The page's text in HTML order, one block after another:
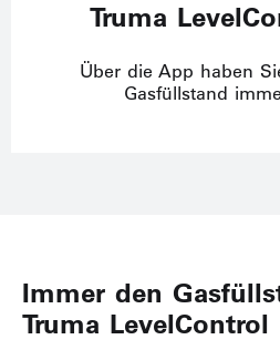
Truma
Über die App haben
Gasfüllstand
Immer den
Truma LevelControl